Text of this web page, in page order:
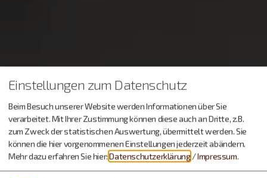
Einstellungen zum Datenschutz
Beim Besuch unserer Website werden Informationen über Sie
verarbeitet. Mit Ihrer Zustimmung können diese auch an Dritte, z.B.
zum Zweck der statistischen Auswertung, übermittelt werden. Sie
können die hier vorgenommenen Einstellungen jederzeit abändern.
Mehr dazu erfahren Sie hier:Datenschutzerklärung /Impressum.